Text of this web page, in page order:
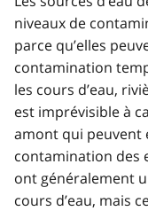
niveaux de
parce qu’elles
contamination
les cours d’eau,
est imprévisible à
amont qui peuvent
contamination des
ont généralement
cours d’eau, mais